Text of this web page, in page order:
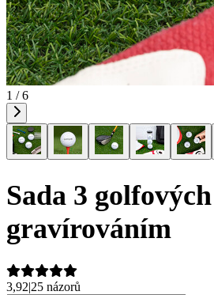
1 / 6
Sada 3
gravírováním
3,92|25 názorů